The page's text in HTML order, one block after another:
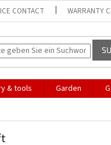
CONTACT WARRANTY
& tools Garden